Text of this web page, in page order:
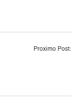
Proximo Post: